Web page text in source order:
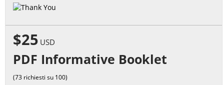
$25 USD
PDF Informative Booklet
(73 richiesti su 100)